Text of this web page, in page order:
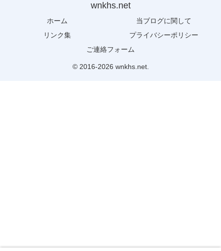
wnkhs.net
ホーム
当ブログに関して
リンク集
プライバシーポリシー
ご連絡フォーム
© 2016-2026 wnkhs.net.